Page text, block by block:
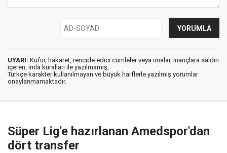
UYARI: Küfür, hakaret, rencide edici cümleler veya imalar, inançlara saldırı
içeren, imla kuralları ile yazılmamış,
Türkçe karakter kullanılmayan ve büyük harflerle yazılmış yorumlar
onaylanmamaktadır.
Süper Lig'e hazırlanan Amedspor'dan
dört transfer